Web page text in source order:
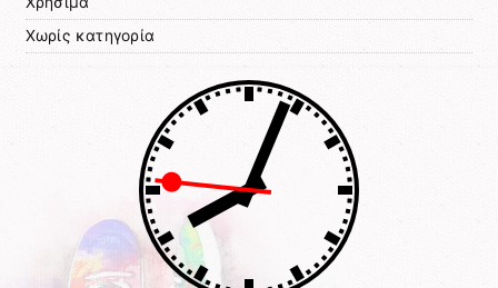
Χωρίς κατηγορία